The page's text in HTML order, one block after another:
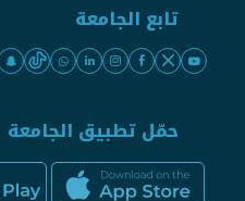
تابع الجامعة
حمّل تطبيق الجامعة